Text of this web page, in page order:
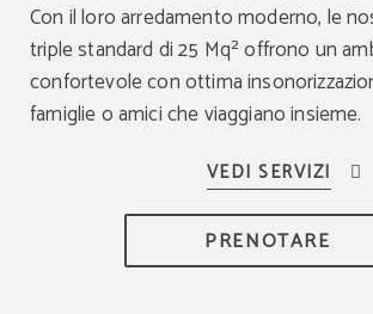
Con il loro arredamento moderno, le
triple standard di 25 Mq² offrono un
confortevole con ottima
famiglie o amici che viaggiano insieme.
PRENOTARE